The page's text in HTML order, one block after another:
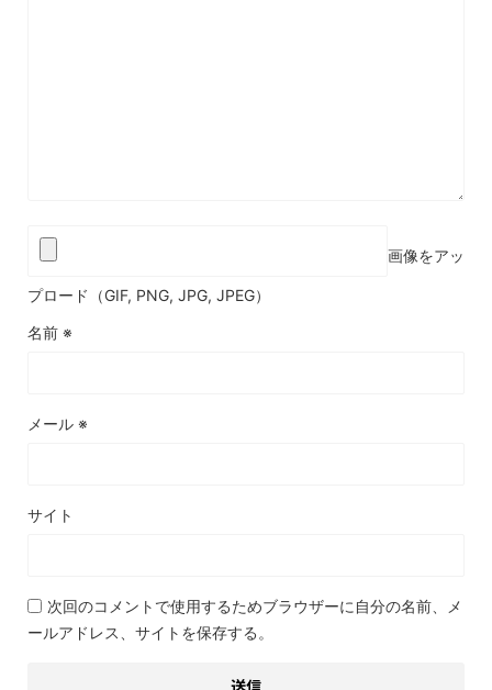
画像をアッ
プロード（GIF, PNG, JPG, JPEG）
名前 ※
メール ※
サイト
次回のコメントで使用するためブラウザーに自分の名前、メ
ールアドレス、サイトを保存する。